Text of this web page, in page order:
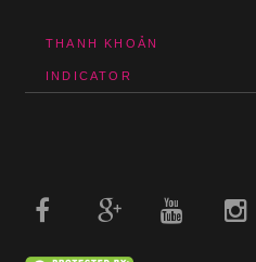
THANH KHOẢN
INDICATOR